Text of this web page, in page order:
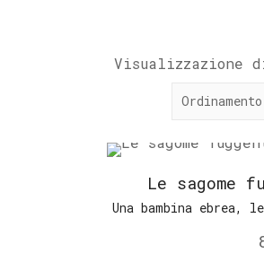
Le sagome
Una bambina